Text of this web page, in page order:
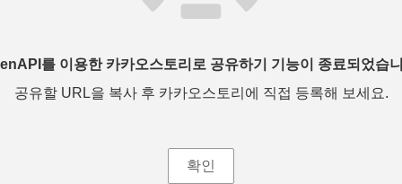
를 이용한 카카오스토리로 공유하기 기능이 종료되었습
공유할 URL을 복사 후 카카오스토리에 직접 등록해 보세요.
확인